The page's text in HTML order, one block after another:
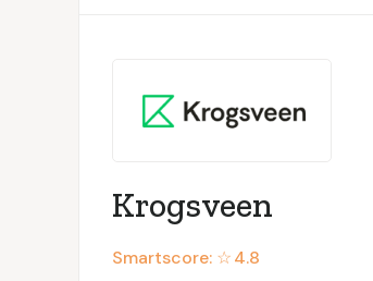
Krogsveen
Smartscore: ☆4.8